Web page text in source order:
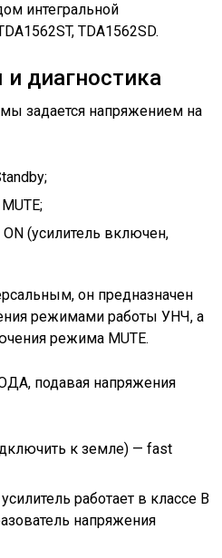
интегральной
TDA1562SD.
диагностика
задается напряжением на
(усилитель включен,
он предназначен
режимами работы УНЧ, а
режима MUTE.
подавая напряжения
к земле) — fast
работает в классе В
напряжения